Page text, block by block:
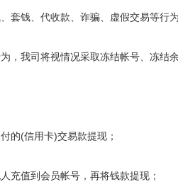
套钱、代收款、诈骗、虚假交易等行
，我司将视情况采取冻结帐号、冻
的(信用卡)交易款提现；
充值到会员帐号，再将钱款提现；